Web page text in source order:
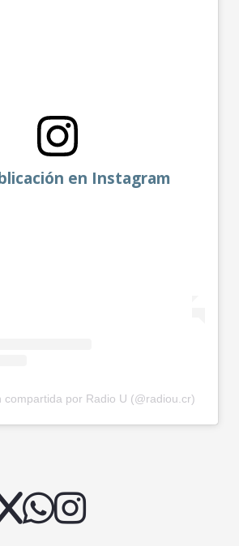
en Instagram
compartida por Radio U (@radiou.cr)